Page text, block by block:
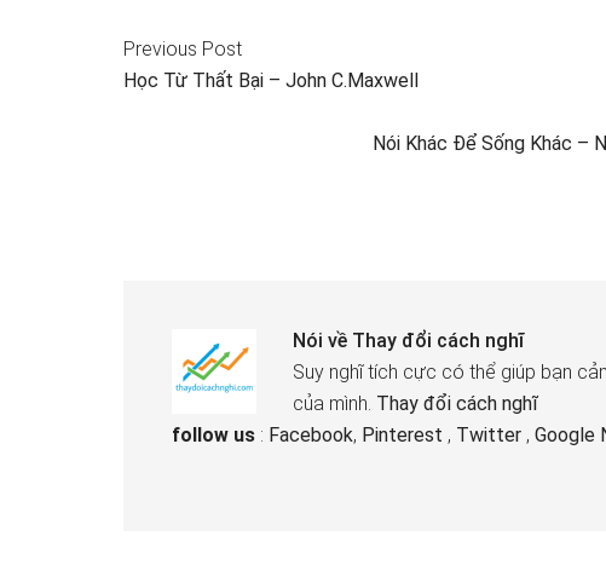
Previous Post
Học Từ Thất Bại – John C.Maxwell
Nói Khác Để Sống Khác –
Nói về Thay đổi cách nghĩ
Suy nghĩ tích cực có thể giúp bạn
của mình. Thay đổi cách nghĩ
follow us : Facebook, Pinterest , Twitter , Google